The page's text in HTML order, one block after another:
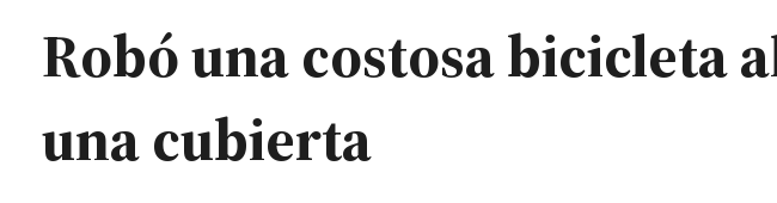
Robó una costosa bicicleta
una cubierta